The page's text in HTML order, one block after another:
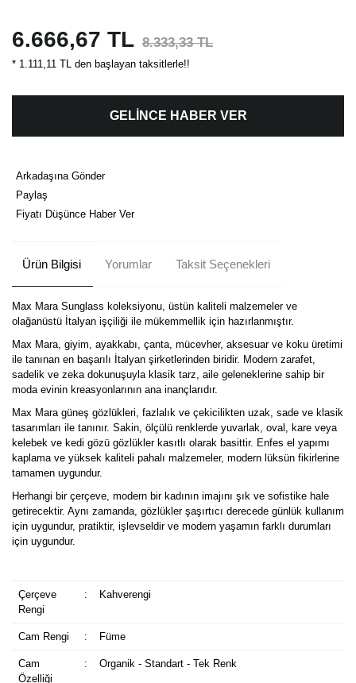
6.666,67 TL 8.333,33 TL
* 1.111,11 TL den başlayan taksitlerle!!
GELİNCE HABER VER
Arkadaşına Gönder
Paylaş
Fiyatı Düşünce Haber Ver
Ürün Bilgisi Yorumlar Taksit Seçenekleri
Max Mara Sunglass koleksiyonu, üstün kaliteli malzemeler ve
olağanüstü İtalyan işçiliği ile mükemmellik için hazırlanmıştır.
Max Mara, giyim, ayakkabı, çanta, mücevher, aksesuar ve koku üretimi
ile tanınan en başarılı İtalyan şirketlerinden biridir. Modern zarafet,
sadelik ve zeka dokunuşuyla klasik tarz, aile geleneklerine sahip bir
moda evinin kreasyonlarının ana inançlarıdır.
Max Mara güneş gözlükleri, fazlalık ve çekicilikten uzak, sade ve klasik
tasarımları ile tanınır. Sakin, ölçülü renklerde yuvarlak, oval, kare veya
kelebek ve kedi gözü gözlükler kasıtlı olarak basittir. Enfes el yapımı
kaplama ve yüksek kaliteli pahalı malzemeler, modern lüksün fikirlerine
tamamen uygundur.
Herhangi bir çerçeve, modern bir kadının imajını şık ve sofistike hale
getirecektir. Aynı zamanda, gözlükler şaşırtıcı derecede günlük kullanım
için uygundur, pratiktir, işlevseldir ve modern yaşamın farklı durumları
için uygundur.
Çerçeve
Rengi
: Kahverengi
Cam Rengi : Füme
Cam
Özelliği
: Organik - Standart - Tek Renk